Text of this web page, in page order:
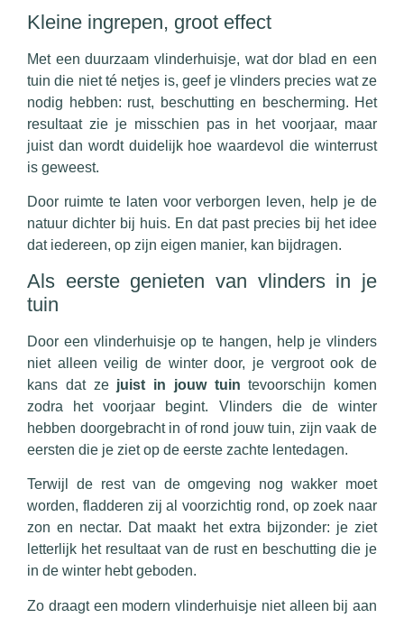
Kleine ingrepen, groot effect
Met een duurzaam vlinderhuisje, wat dor blad en een
tuin die niet té netjes is, geef je vlinders precies wat ze
nodig hebben: rust, beschutting en bescherming. Het
resultaat zie je misschien pas in het voorjaar, maar
juist dan wordt duidelijk hoe waardevol die winterrust
is geweest.
Door ruimte te laten voor verborgen leven, help je de
natuur dichter bij huis. En dat past precies bij het idee
dat iedereen, op zijn eigen manier, kan bijdragen.
Als eerste genieten van vlinders in je
tuin
Door een vlinderhuisje op te hangen, help je vlinders
niet alleen veilig de winter door, je vergroot ook de
kans dat ze juist in jouw tuin tevoorschijn komen
zodra het voorjaar begint. Vlinders die de winter
hebben doorgebracht in of rond jouw tuin, zijn vaak de
eersten die je ziet op de eerste zachte lentedagen.
Terwijl de rest van de omgeving nog wakker moet
worden, fladderen zij al voorzichtig rond, op zoek naar
zon en nectar. Dat maakt het extra bijzonder: je ziet
letterlijk het resultaat van de rust en beschutting die je
in de winter hebt geboden.
Zo draagt een modern vlinderhuisje niet alleen bij aan